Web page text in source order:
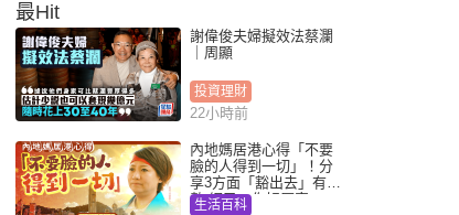
最Hit
謝偉俊夫婦擬效法蔡瀾
｜周顯
投資理財
22小時前
內地媽居港心得「不要
臉的人得到一切」！分
享3方面「豁出去」有著
數 網民：你好厲害
生活百科